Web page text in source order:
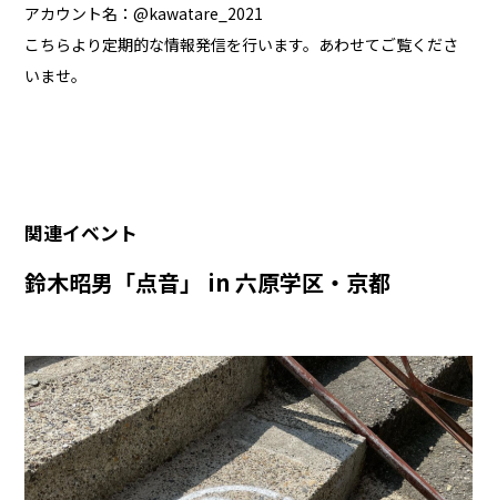
アカウント名：@kawatare_2021
こちらより定期的な情報発信を行います。あわせてご覧くださ
いませ。
関連イベント
鈴木昭男「点音」 in 六原学区・京都